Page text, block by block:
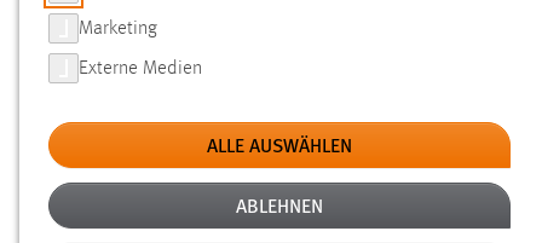
FILTER
Typ
Erstellungsdatum
Marketing
Externe Medien
ALLE AUSWÄHLEN
ABLEHNEN